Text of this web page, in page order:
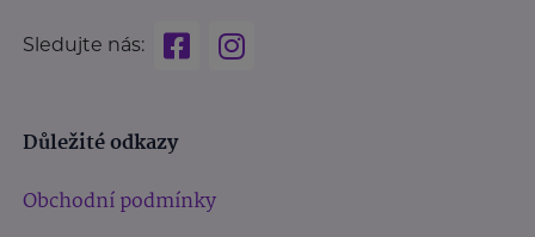
Sledujte nás:
Důležité odkazy
Obchodní podmínky